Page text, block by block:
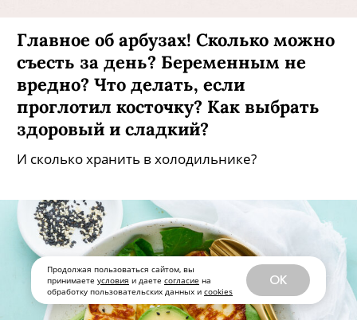
Продолжая пользоваться сайтом, вы
принимаете условия и даете согласие на
обработку пользовательских данных и cookies
OK
Главное об арбузах! Сколько можно
съесть за день? Беременным не
вредно? Что делать, если
проглотил косточку? Как выбрать
И сколько хранить в холодильнике?